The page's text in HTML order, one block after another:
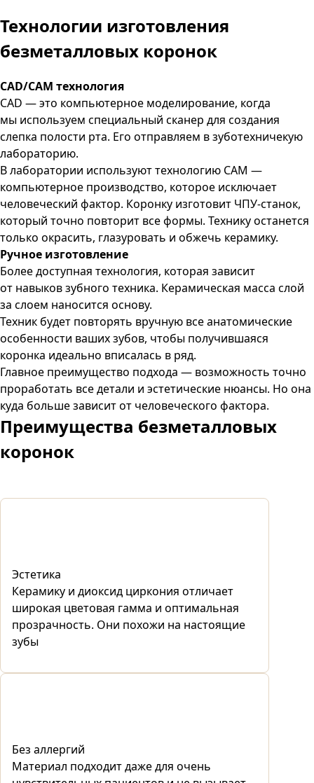
Технологии изготовления
безметалловых коронок
CAD/CAM технология
CAD — это компьютерное моделирование, когда
мы используем специальный сканер для создания
слепка полости рта. Его отправляем в зуботехничекую
лабораторию.
В лаборатории используют технологию CAM —
компьютерное производство, которое исключает
человеческий фактор. Коронку изготовит ЧПУ-станок,
который точно повторит все формы. Технику останется
только окрасить, глазуровать и обжечь керамику.
Ручное изготовление
Более доступная технология, которая зависит
от навыков зубного техника. Керамическая масса слой
за слоем наносится основу.
Техник будет повторять вручную все анатомические
особенности ваших зубов, чтобы получившаяся
коронка идеально вписалась в ряд.
Главное преимущество подхода — возможность точно
проработать все детали и эстетические нюансы. Но она
куда больше зависит от человеческого фактора.
Преимущества безметалловых
коронок
Эстетика
Керамику и диоксид циркония отличает
широкая цветовая гамма и оптимальная
прозрачность. Они похожи на настоящие
зубы
Без аллергий
Материал подходит даже для очень